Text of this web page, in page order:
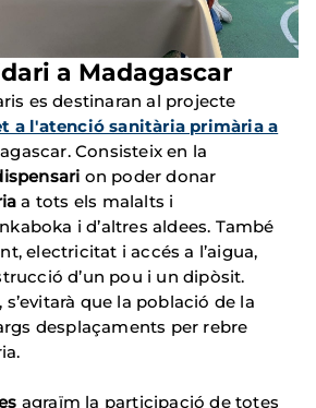
a Madagascar
es destinaran al projecte
a l'atenció sanitària primària a
Consisteix en la
on poder donar
a tots els malalts i
i d’altres aldees. També
electricitat i accés a l’aigua,
d’un pou i un dipòsit.
s’evitarà que la població de la
desplaçaments per rebre
agraïm la participació de totes